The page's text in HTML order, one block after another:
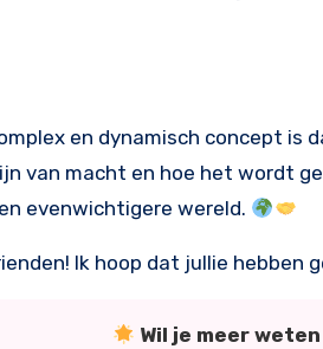
en dynamisch concept is
van macht en hoe het wordt
evenwichtigere wereld.
Ik hoop dat jullie hebben
Wil je meer